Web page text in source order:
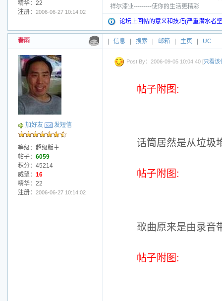
精华：22
注册： 2006-06-27 10:14:02
祥尔漆业---------使你的生活更精彩
论坛上回帖的意义和技巧(严重潜水者
春雨 信息 搜索 邮箱 主页 UC
加好友 发短信
等级：超级版主
帖子： 6059
积分：45214
威望： 16
精华：22
注册： 2006-06-27 10:14:02
Post By：2006-09-05 10:04:40 [只看该
帖子附图:
话筒居然是从垃圾
帖子附图:
歌曲原来是由录音
帖子附图: